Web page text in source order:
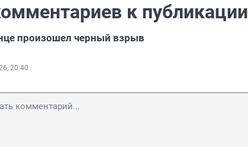
к публикации
произошел черный взрыв
20:40